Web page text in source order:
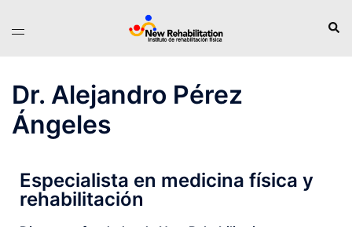
Dr. Alejandro Pérez
Ángeles
Especialista en medicina física y
rehabilitación